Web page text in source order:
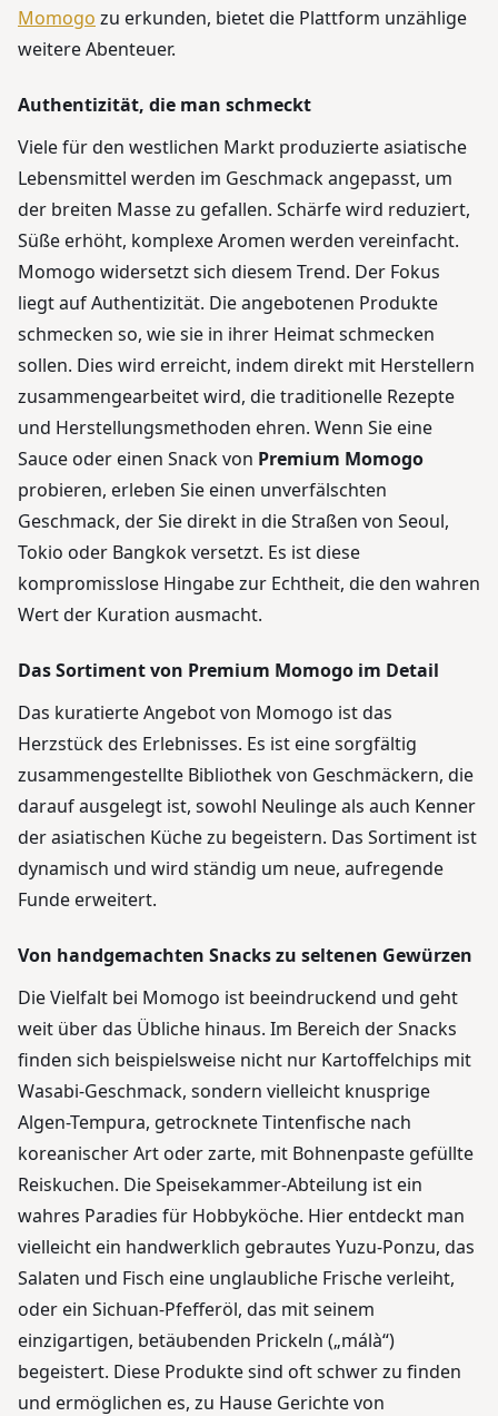
Momogo zu erkunden, bietet die Plattform unzählige
weitere Abenteuer.
Authentizität, die man schmeckt
Viele für den westlichen Markt produzierte asiatische
Lebensmittel werden im Geschmack angepasst, um
der breiten Masse zu gefallen. Schärfe wird reduziert,
Süße erhöht, komplexe Aromen werden vereinfacht.
Momogo widersetzt sich diesem Trend. Der Fokus
liegt auf Authentizität. Die angebotenen Produkte
schmecken so, wie sie in ihrer Heimat schmecken
sollen. Dies wird erreicht, indem direkt mit Herstellern
zusammengearbeitet wird, die traditionelle Rezepte
und Herstellungsmethoden ehren. Wenn Sie eine
Sauce oder einen Snack von Premium Momogo
probieren, erleben Sie einen unverfälschten
Geschmack, der Sie direkt in die Straßen von Seoul,
Tokio oder Bangkok versetzt. Es ist diese
kompromisslose Hingabe zur Echtheit, die den wahren
Wert der Kuration ausmacht.
Das Sortiment von Premium Momogo im Detail
Das kuratierte Angebot von Momogo ist das
Herzstück des Erlebnisses. Es ist eine sorgfältig
zusammengestellte Bibliothek von Geschmäckern, die
darauf ausgelegt ist, sowohl Neulinge als auch Kenner
der asiatischen Küche zu begeistern. Das Sortiment ist
dynamisch und wird ständig um neue, aufregende
Funde erweitert.
Von handgemachten Snacks zu seltenen Gewürzen
Die Vielfalt bei Momogo ist beeindruckend und geht
weit über das Übliche hinaus. Im Bereich der Snacks
finden sich beispielsweise nicht nur Kartoffelchips mit
Wasabi-Geschmack, sondern vielleicht knusprige
Algen-Tempura, getrocknete Tintenfische nach
koreanischer Art oder zarte, mit Bohnenpaste gefüllte
Reiskuchen. Die Speisekammer-Abteilung ist ein
wahres Paradies für Hobbyköche. Hier entdeckt man
vielleicht ein handwerklich gebrautes Yuzu-Ponzu, das
Salaten und Fisch eine unglaubliche Frische verleiht,
oder ein Sichuan-Pfefferöl, das mit seinem
einzigartigen, betäubenden Prickeln („málà“)
begeistert. Diese Produkte sind oft schwer zu finden
und ermöglichen es, zu Hause Gerichte von